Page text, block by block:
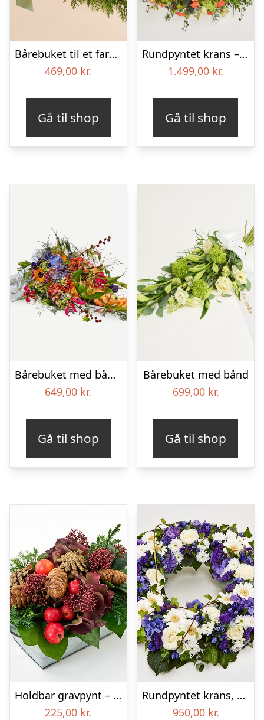
Bårebuket til et farverigt minde med bånd
469,00 kr.
Gå til shop
Rundpyntet krans – Et farverigt farvel
1.499,00 kr.
Gå til shop
Bårebuket med bånd – Et farverigt farvel
649,00 kr.
Gå til shop
Bårebuket med bånd
699,00 kr.
Gå til shop
Holdbar gravpynt – Blomster til begravelse
225,00 kr.
Rundpyntet krans, blå og hvid – Blomster til begravelse
950,00 kr.